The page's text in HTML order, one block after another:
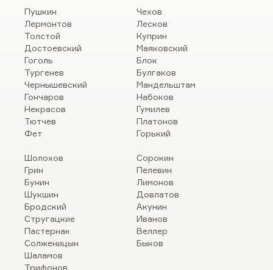
Пушкин
Лермонтов
Толстой
Достоевский
Гоголь
Тургенев
Чернышевский
Гончаров
Некрасов
Тютчев
Фет
Чехов
Лесков
Куприн
Маяковский
Блок
Булгаков
Мандельштам
Набоков
Гумилев
Платонов
Горький
Шолохов
Грин
Бунин
Шукшин
Бродский
Стругацкие
Пастернак
Солженицын
Шаламов
Трифонов
Сорокин
Пелевин
Лимонов
Довлатов
Акунин
Иванов
Веллер
Быков